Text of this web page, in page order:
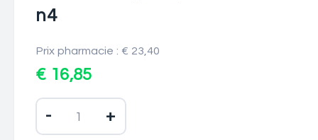
n4
Prix pharmacie : € 23,40
€ 16,85
- +